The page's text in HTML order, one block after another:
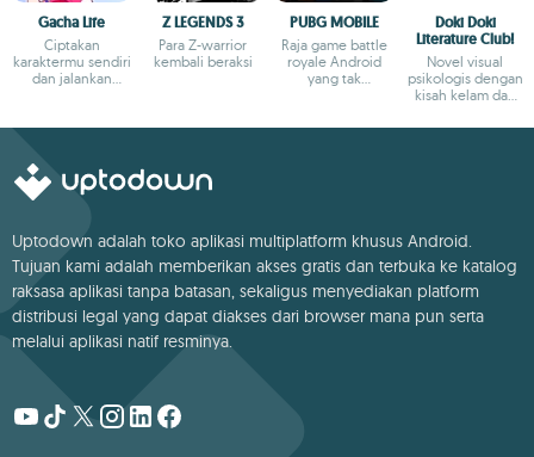
Gacha Life
Ciptakan
karaktermu sendiri
dan jalankan
Z LEGENDS 3
Para Z-warrior
kembali beraksi
PUBG MOBILE
Raja game battle
royale Android
yang tak
Doki Doki
Literature Club!
Novel visual
psikologis dengan
kisah kelam dan
Uptodown adalah toko aplikasi multiplatform khusus Android.
Tujuan kami adalah memberikan akses gratis dan terbuka ke katalog
raksasa aplikasi tanpa batasan, sekaligus menyediakan platform
distribusi legal yang dapat diakses dari browser mana pun serta
melalui aplikasi natif resminya.